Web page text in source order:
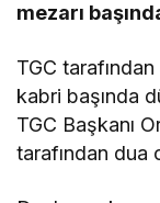
mezarı
TGC tarafından
kabri başında
TGC Başkanı
tarafından dua